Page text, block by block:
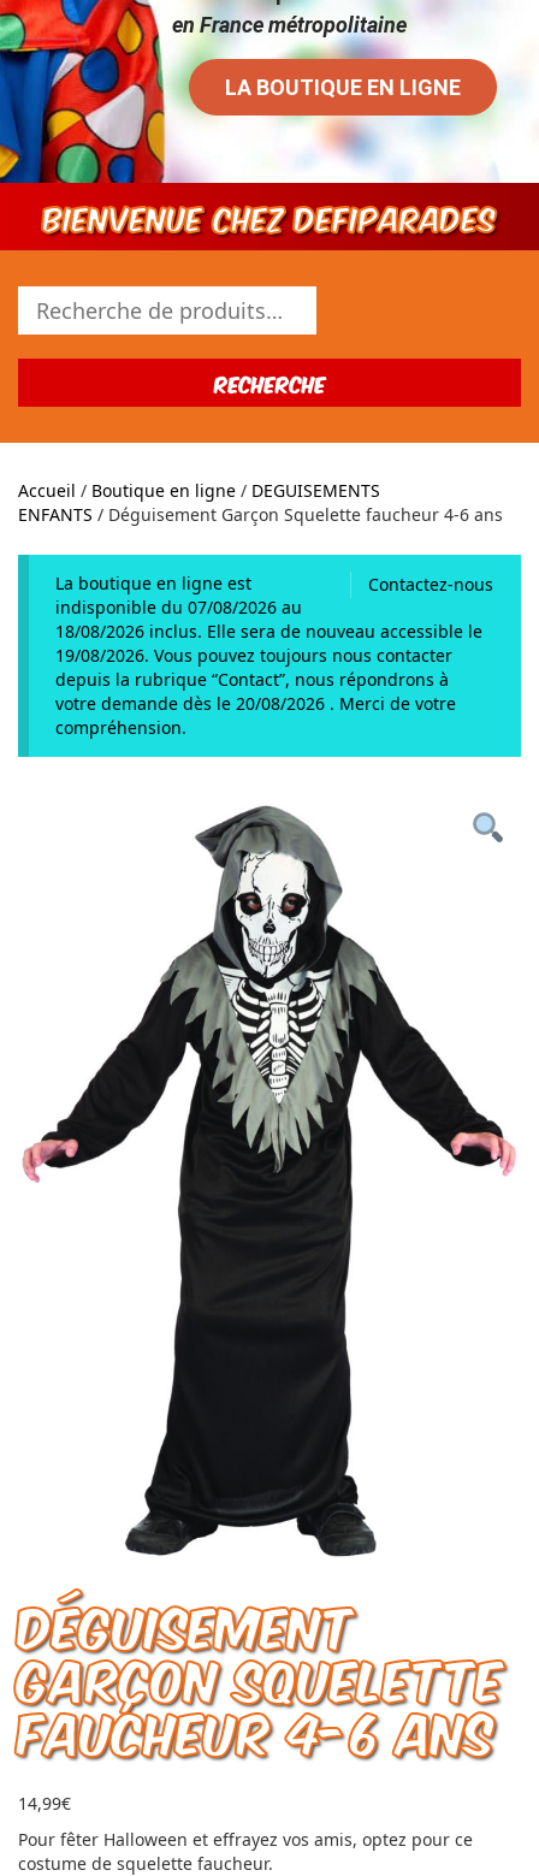
en France métropolitaine
LA BOUTIQUE EN LIGNE
Bienvenue chez DEFIPARADES
pour :
Recherche
Accueil / Boutique en ligne / DEGUISEMENTS
ENFANTS / Déguisement Garçon Squelette faucheur 4-6 ans
Contactez-nous
La boutique en ligne est
indisponible du 07/08/2026 au
18/08/2026 inclus. Elle sera de nouveau accessible le
19/08/2026. Vous pouvez toujours nous contacter
depuis la rubrique “Contact”, nous répondrons à
votre demande dès le 20/08/2026 . Merci de votre
compréhension.
Déguisement
Garçon Squelette
faucheur 4-6 ans
14,99€
Pour fêter Halloween et effrayez vos amis, optez pour ce
costume de squelette faucheur.